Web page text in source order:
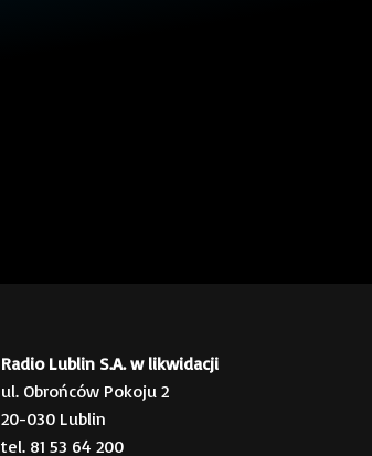
Radio Lublin S.A. w likwidacji
ul. Obrońców Pokoju 2
20-030 Lublin
tel. 81 53 64 200